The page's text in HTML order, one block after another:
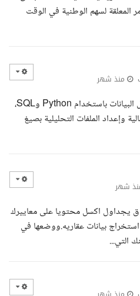
لسهم الوطنية في الوقت
منذ شهر
مرحبا، أمتلك خبرة في جمع وتحليل البيانات باستخدام Python وSQL،
وإعداد الملفات التحليلية بصيغ
شهر
ق يجداول اكسل محتويا على معاييرك
بيانات عقاريه.ووضعها في
التي...